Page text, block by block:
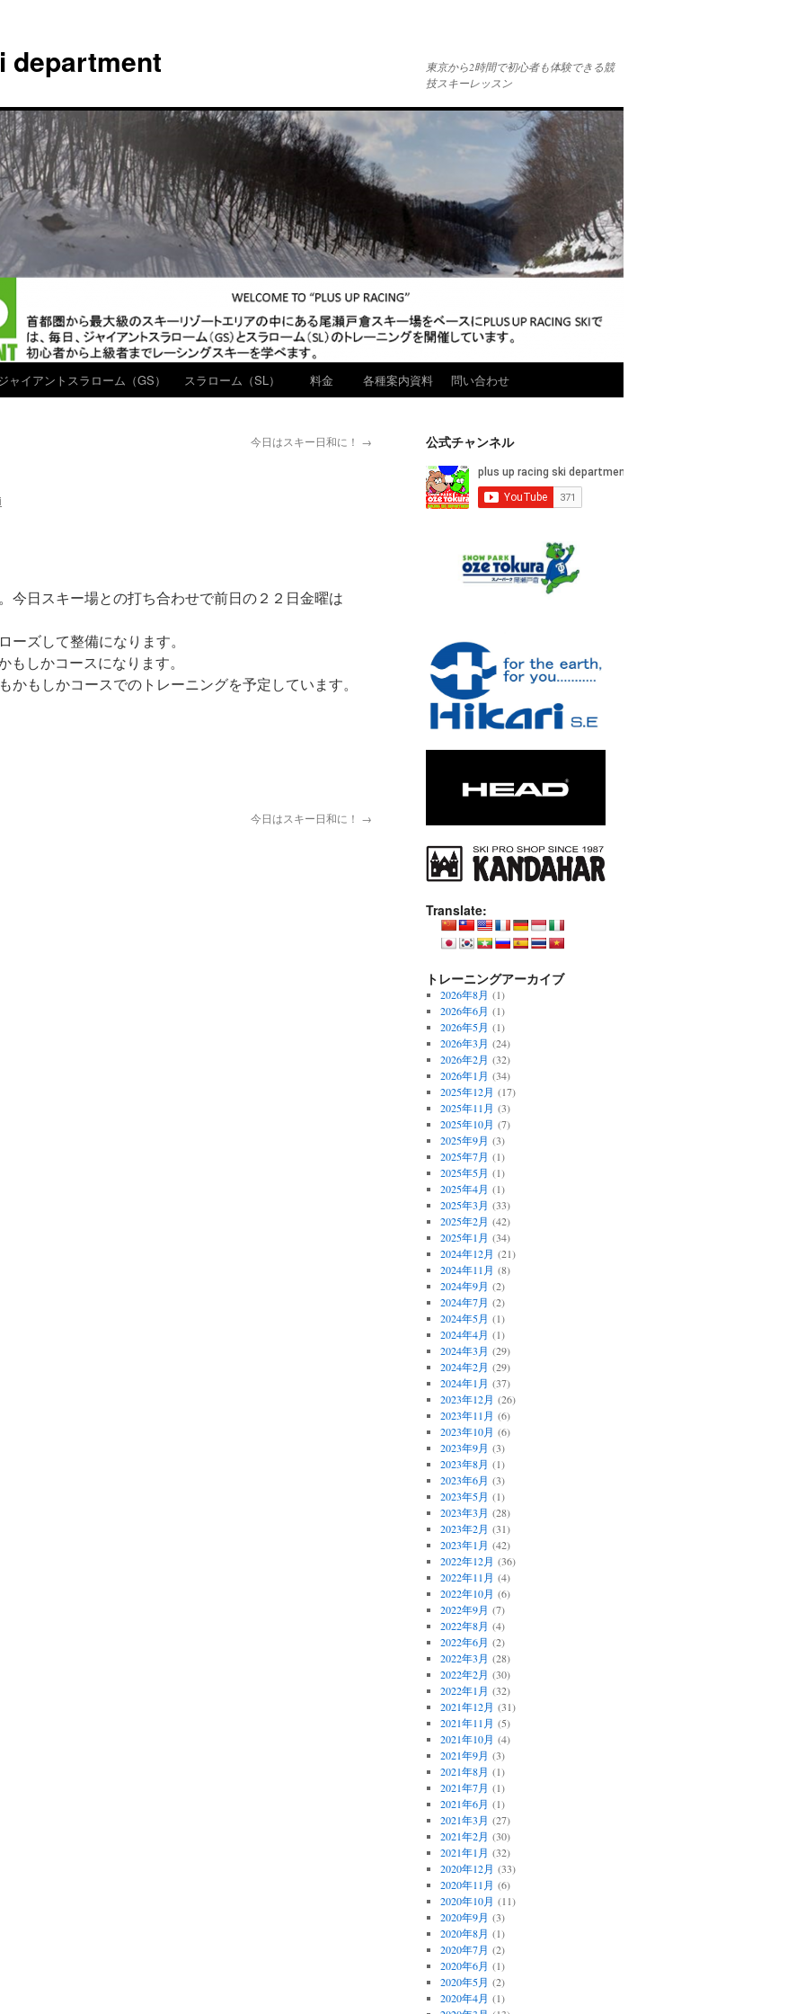
department
東京から2時間で初心者も体験できる競
技スキーレッスン
ャイアントスラローム（GS） スラローム（SL） 料金 各種案内資料 問い合わせ
今日はスキー日和に！ →
今日スキー場との打ち合わせで前日の２２日金曜は
ーズして整備になります。
もしかコースになります。
かもしかコースでのトレーニングを予定しています。
今日はスキー日和に！ →
公式チャンネル
Translate:
トレーニングアーカイブ
2026年8月 (1)
2026年6月 (1)
2026年5月 (1)
2026年3月 (24)
2026年2月 (32)
2026年1月 (34)
2025年12月 (17)
2025年11月 (3)
2025年10月 (7)
2025年9月 (3)
2025年7月 (1)
2025年5月 (1)
2025年4月 (1)
2025年3月 (33)
2025年2月 (42)
2025年1月 (34)
2024年12月 (21)
2024年11月 (8)
2024年9月 (2)
2024年7月 (2)
2024年5月 (1)
2024年4月 (1)
2024年3月 (29)
2024年2月 (29)
2024年1月 (37)
2023年12月 (26)
2023年11月 (6)
2023年10月 (6)
2023年9月 (3)
2023年8月 (1)
2023年6月 (3)
2023年5月 (1)
2023年3月 (28)
2023年2月 (31)
2023年1月 (42)
2022年12月 (36)
2022年11月 (4)
2022年10月 (6)
2022年9月 (7)
2022年8月 (4)
2022年6月 (2)
2022年3月 (28)
2022年2月 (30)
2022年1月 (32)
2021年12月 (31)
2021年11月 (5)
2021年10月 (4)
2021年9月 (3)
2021年8月 (1)
2021年7月 (1)
2021年6月 (1)
2021年3月 (27)
2021年2月 (30)
2021年1月 (32)
2020年12月 (33)
2020年11月 (6)
2020年10月 (11)
2020年9月 (3)
2020年8月 (1)
2020年7月 (2)
2020年6月 (1)
2020年5月 (2)
2020年4月 (1)